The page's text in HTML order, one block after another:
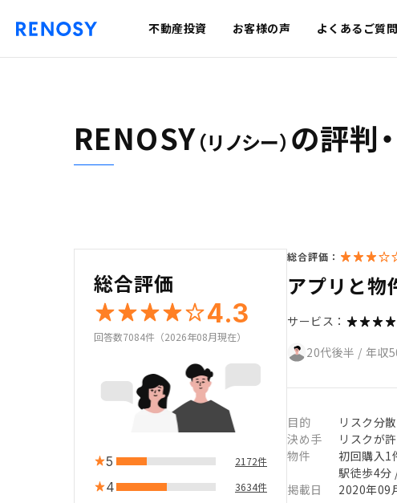
不動産投資 お客様の声 よくあるご質問
RENOSY（リノシー） の評判
総合評価
4.3
回答数7084件（2026年08月現在）
5 2172件
4 3634件
総合評価：
アプリと物
サービス：
20代後半 / 年収
目的
リスク分散
決め手
リスクが
物件
初回購入1
駅徒歩4分
掲載日
2020年09